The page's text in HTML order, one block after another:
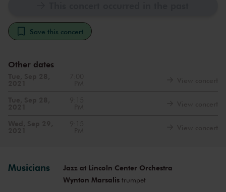
Save this concert
Other dates
Musicians
Jazz at Lincoln Center Orchestra
Wynton Marsalistrumpet